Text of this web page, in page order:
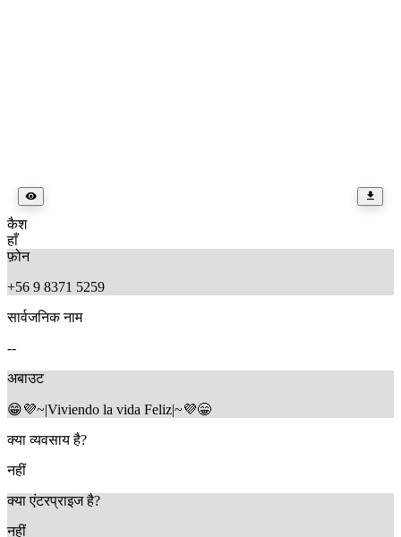
कैश
हाँ
फ़ोन
+56 9 8371 5259
सार्वजनिक नाम
--
अबाउट
😁💜~|Viviendo la vida Feliz|~💜😁
क्या व्यवसाय है?
नहीं
क्या एंटरप्राइज है?
नहीं